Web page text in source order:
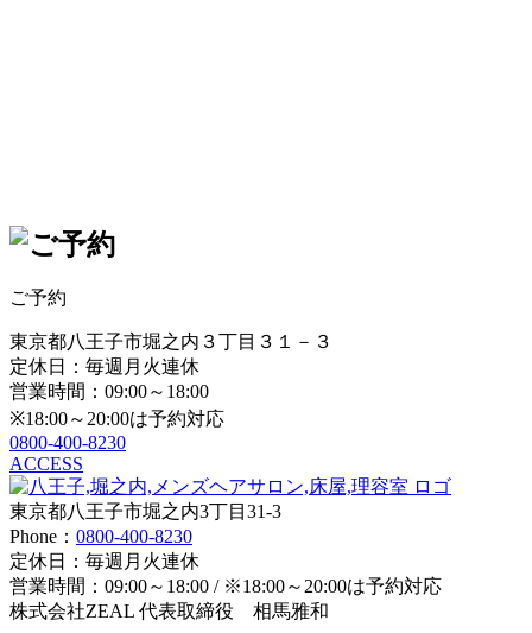
ご予約
東京都八王子市堀之内３丁目３１－３
定休日：毎週月火連休
営業時間：09:00～18:00
※18:00～20:00は予約対応
0800-400-8230
ACCESS
東京都八王子市堀之内3丁目31-3
Phone： 0800-400-8230
定休日：毎週月火連休
営業時間：09:00～18:00 / ※18:00～20:00は予約対応
株式会社ZEAL 代表取締役 相馬雅和